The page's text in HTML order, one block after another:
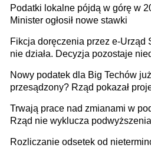
umowy cywilnoprawnej jedynym
racjonalnym wyjściem
Podatki lokalne pójdą w górę w
Minister ogłosił nowe stawki
Fikcja doręczenia przez e-Urząd
nie działa. Decyzja pozostaje
Nowy podatek dla Big Techów już
przesądzony? Rząd pokazał
Trwają prace nad zmianami w
Rząd nie wyklucza
Rozliczanie odsetek od